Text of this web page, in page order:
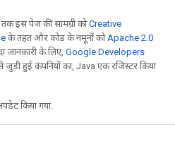
इस पेज की सामग्री कोCreative
के तहत और कोड के नमूनों कोApache 2.0
जानकारी के लिए, Google Developers
हुई कंपनियों का, Java एक रजिस्टर किया
किया गया.